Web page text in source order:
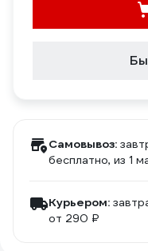
Самовывоз:
бесплатно, из 1
Курьером:
от 290 ₽